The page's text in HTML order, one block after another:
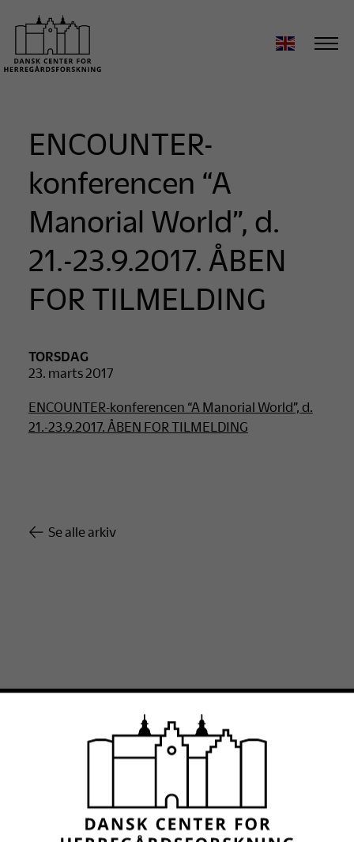
ENCOUNTER-
konferencen “A
Manorial World”, d.
21.-23.9.2017. ÅBEN
FOR TILMELDING
TORSDAG
23. marts 2017
ENCOUNTER-konferencen “A Manorial World”, d.
21.-23.9.2017. ÅBEN FOR TILMELDING
Se alle arkiv
Dansk Center for
Herregårdsforskning